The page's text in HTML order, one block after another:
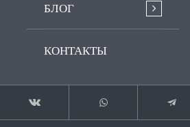
БЛОГ
КОНТАКТЫ